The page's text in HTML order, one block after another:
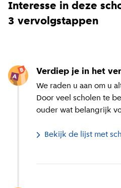
Interesse in deze
3 vervolgstappen
Verdiep je in het
We raden u aan om u
Door veel scholen te
ouder wat belangrijk
Bekijk de lijst met